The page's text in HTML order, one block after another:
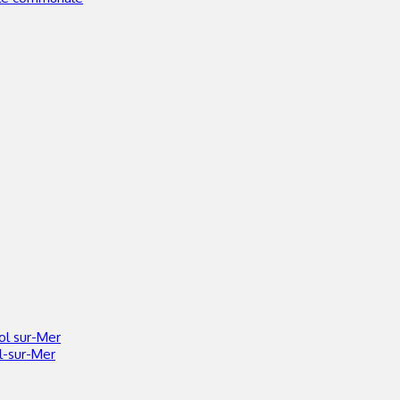
sur-Mer
sur-Mer